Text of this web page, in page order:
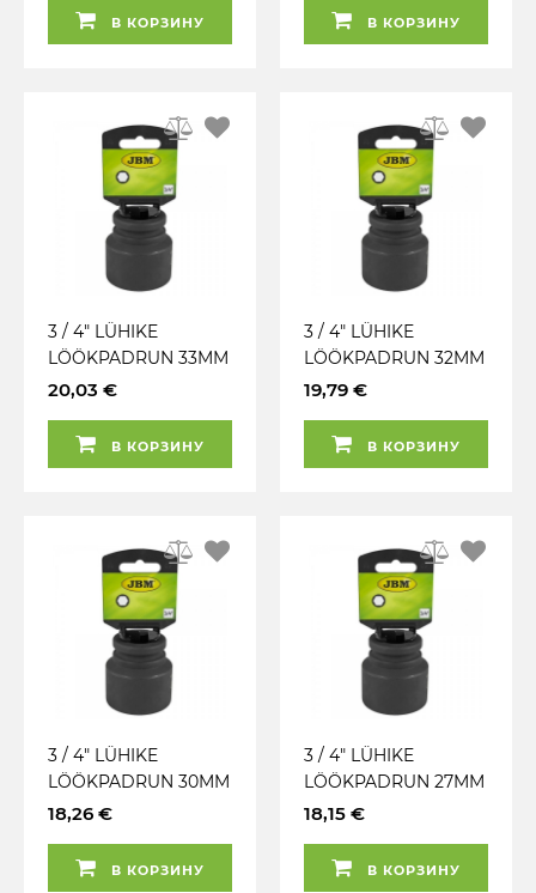
В КОРЗИНУ
JBM
В КОРЗИНУ
3 / 4" LÜHIKE
LÖÖKPADRUN 33MM
CR-MO
JBM
20,03 €
В КОРЗИНУ
3 / 4" LÜHIKE
LÖÖKPADRUN 32MM
CR-MO
JBM
19,79 €
В КОРЗИНУ
3 / 4" LÜHIKE
LÖÖKPADRUN 30MM
CR-MO
JBM
18,26 €
В КОРЗИНУ
3 / 4" LÜHIKE
LÖÖKPADRUN 27MM
CR-MO
JBM
18,15 €
В КОРЗИНУ